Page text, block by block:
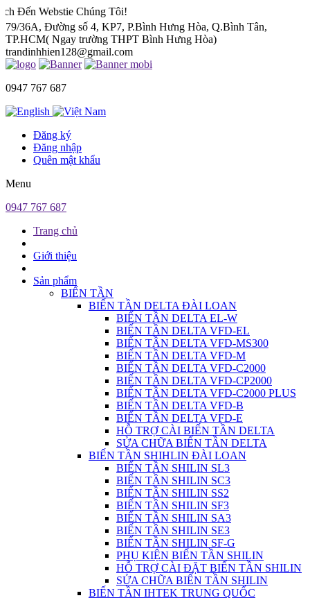
Chúng Tôi!
79/36A, Đường số 4, KP7, P.Bình Hưng Hòa, Q.Bình Tân,
TP.HCM( Ngay trường THPT Bình Hưng Hòa)
trandinhhien128@gmail.com
0947 767 687
Đăng ký
Đăng nhập
Quên mật khẩu
Menu
0947 767 687
Trang chủ
Giới thiệu
Sản phẩm
BIẾN TẦN
BIẾN TẦN DELTA ĐÀI LOAN
BIẾN TẦN DELTA EL-W
BIẾN TẦN DELTA VFD-EL
BIẾN TẦN DELTA VFD-MS300
BIẾN TẦN DELTA VFD-M
BIẾN TẦN DELTA VFD-C2000
BIẾN TẦN DELTA VFD-CP2000
BIẾN TẦN DELTA VFD-C2000 PLUS
BIẾN TẦN DELTA VFD-B
BIẾN TẦN DELTA VFD-E
HỖ TRỢ CÀI BIẾN TẦN DELTA
SỬA CHỮA BIẾN TẦN DELTA
BIẾN TẦN SHIHLIN ĐÀI LOAN
BIẾN TẦN SHILIN SL3
BIẾN TẦN SHILIN SC3
BIẾN TẦN SHILIN SS2
BIẾN TẦN SHILIN SF3
BIẾN TẦN SHILIN SA3
BIẾN TẦN SHILIN SE3
BIẾN TẦN SHILIN SF-G
PHỤ KIỆN BIẾN TẦN SHILIN
HỖ TRỢ CÀI ĐẶT BIẾN TẦN SHILIN
SỬA CHỮA BIẾN TẦN SHILIN
BIẾN TẦN IHTEK TRUNG QUỐC